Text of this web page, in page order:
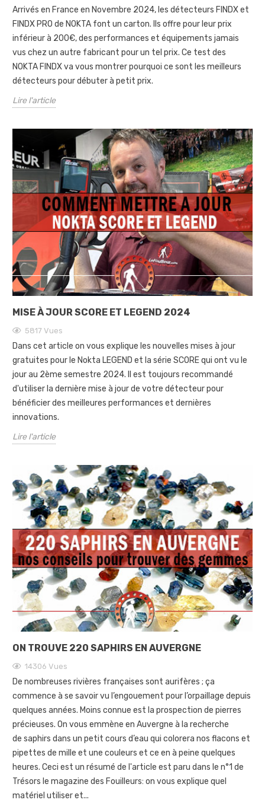
Arrivés en France en Novembre 2024, les détecteurs FINDX et
FINDX PRO de NOKTA font un carton. Ils offre pour leur prix
inférieur à 200€, des performances et équipements jamais
vus chez un autre fabricant pour un tel prix. Ce test des
NOKTA FINDX va vous montrer pourquoi ce sont les meilleurs
détecteurs pour débuter à petit prix.
Lire l'article
MISE À JOUR SCORE ET LEGEND 2024
5817 Vues
Dans cet article on vous explique les nouvelles mises à jour
gratuites pour le Nokta LEGEND et la série SCORE qui ont vu le
jour au 2ème semestre 2024. Il est toujours recommandé
d'utiliser la dernière mise à jour de votre détecteur pour
bénéficier des meilleures performances et dernières
innovations.
Lire l'article
ON TROUVE 220 SAPHIRS EN AUVERGNE
14306 Vues
De nombreuses rivières françaises sont aurifères ; ça
commence à se savoir vu l’engouement pour l’orpaillage depuis
quelques années. Moins connue est la prospection de pierres
précieuses. On vous emmène en Auvergne à la recherche
de saphirs dans un petit cours d’eau qui colorera nos flacons et
pipettes de mille et une couleurs et ce en à peine quelques
heures. Ceci est un résumé de l'article est paru dans le n°1 de
Trésors le magazine des Fouilleurs: on vous explique quel
matériel utiliser et...